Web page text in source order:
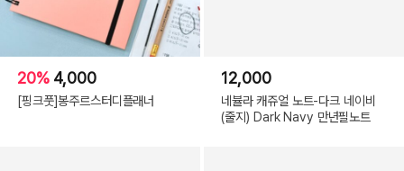
20% 4,000
[핑크풋]봉주르스터디플래너
12,000
네뷸라 캐쥬얼 노트-다크 네이비
(줄지) Dark Navy 만년필노트